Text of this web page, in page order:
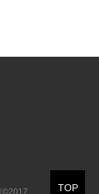
TOP
©2017